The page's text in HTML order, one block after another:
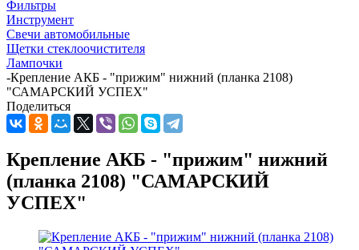
Фильтры
Инструмент
Свечи автомобильные
Щетки стеклоочистителя
Лампочки
-Крепление АКБ - "прижим" нижний (планка 2108)
"САМАРСКИЙ УСПЕХ"
Поделиться
Крепление АКБ - "прижим" нижний
(планка 2108) "САМАРСКИЙ
УСПЕХ"